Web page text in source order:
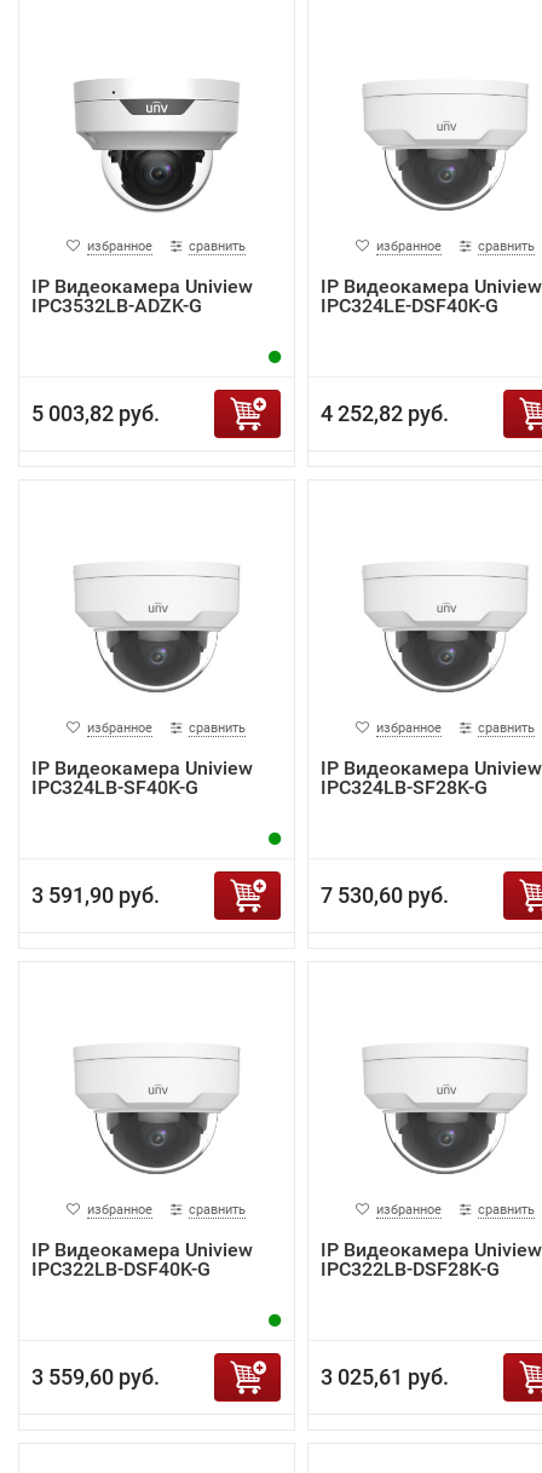
избранное сравнить
IP Видеокамера Uniview
IPC3532LB-ADZK-G
5 003,82 руб.
избранное сравнить
IP Видеокамера Uniview
IPC324LE-DSF40K-G
4 252,82 руб.
избранное сравнить
IP Видеокамера Uniview
IPC324LB-SF40K-G
3 591,90 руб.
избранное сравнить
IP Видеокамера Uniview
IPC324LB-SF28K-G
7 530,60 руб.
избранное сравнить
IP Видеокамера Uniview
IPC322LB-DSF40K-G
3 559,60 руб.
избранное сравнить
IP Видеокамера Uniview
IPC322LB-DSF28K-G
3 025,61 руб.